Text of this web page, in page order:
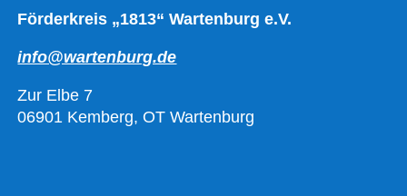
Förderkreis „1813“ Wartenburg e.V.
info@wartenburg.de
Zur Elbe 7
06901 Kemberg, OT Wartenburg